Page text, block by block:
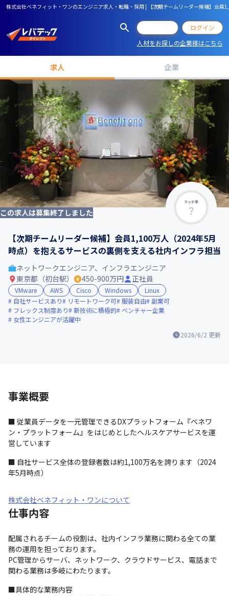
株式会社ベネフィット・ワンのエンジニア求人・転職・採用 | 【次期チームリーダー候補】会
ログイン
人材をお探しの企業様はこちら
求人 企業
マッチ率
この求人は募集終了しました
【次期チームリーダー候補】会員1,100万人（2024年5月
時点）を抱えるサービスの裏側を支える社内インフラ担当
2026/6/2 更新
ネットワークエンジニア、インフラエンジニア
東京都（初台駅）
450-900万円 正社員
VMware AWS Cisco Windows
Linux
自社サービスあり
リモートワーク可 服装自由
副業可
フレックス制度あり
新技術に積極的
ベンチャー企業
女性エンジニアが活躍中
事業概要
■ 従業員データを一元管理できるDXプラットフォーム『ベネワ
ン・プラットフォーム』をはじめとしたヘルスケアサービスを運
営しています
■ 自社サービス全体の登録者数は約1,100万名を誇ります（2024
年5月時点）
株式会社ベネフィット・ワンについて
仕事内容
配属されるチームの役割は、社内インフラ業務に関わる全ての業
務の運用を担っております。
PC管理からサーバ、ネットワーク、クラウドサービス、電話まで
関わる業務は多岐にわたります。
■具体的な業務内容